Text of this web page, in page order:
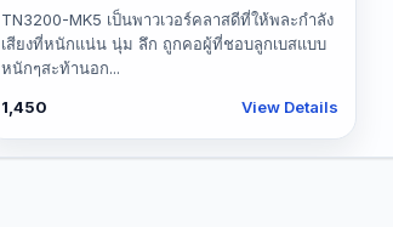
บอร์ด DSP ขนาด 4 อินพุต 4 เอาต์พุต สำหรับพาว
เวอร์แอมป์ ตู้ลำโพง active
TN3200-MK5 เป็นพาวเวอร์คลาสดีที่ให้พละกำลัง
เสียงที่หนักแน่น นุ่ม ลึก ถูกคอผู้ที่ชอบลูกเบสแบบ
หนักๆสะท้านอก...
1,450
View Details